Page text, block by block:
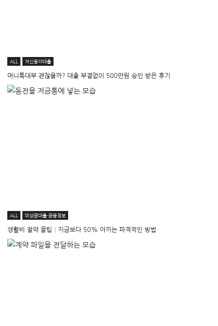
ALL 저신용자대출
머니톡대부 괜찮을까? 대출 부결없이 500만원 승인 받은 후기
ALL 비상금대출·금융정보
생활비 절약 꿀팁│지금보다 50% 아끼는 파격적인 방법